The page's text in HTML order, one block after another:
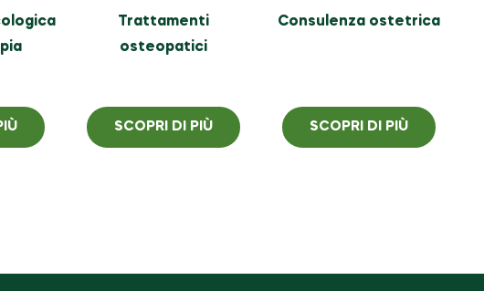
Trattamenti
osteopatici
SCOPRI DI PIÙ
Consulenza ostetrica
SCOPRI DI PIÙ